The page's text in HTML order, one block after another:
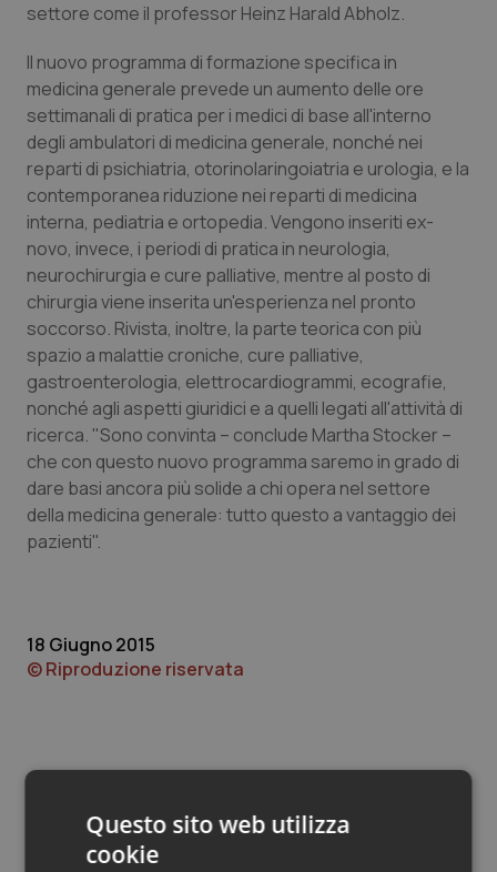
Provincia Autonoma di Trento
Puglia
Sardegna
Sicilia
Toscana
Umbria
Valle D’Aosta
Veneto
Ipertensione & Scompenso
Malattie rare
Malattia di Crohn & Rettocolite Ulcerosa
Neuroscienze & patologie neurodegenerative
Obesità
Oftalmologia
Oncodermatologia
Oncoematologia
Oncologia & Nutrizione
Psoriasi & pelle
Quotidiano Chirurgia
Rene & patologie urogenitali
settore come il professor Heinz Harald Abholz.
Il nuovo programma di formazione specifica in
medicina generale prevede un aumento delle ore
settimanali di pratica per i medici di base all'interno
degli ambulatori di medicina generale, nonché nei
reparti di psichiatria, otorinolaringoiatria e urologia, e la
contemporanea riduzione nei reparti di medicina
interna, pediatria e ortopedia. Vengono inseriti ex-
novo, invece, i periodi di pratica in neurologia,
neurochirurgia e cure palliative, mentre al posto di
chirurgia viene inserita un'esperienza nel pronto
soccorso. Rivista, inoltre, la parte teorica con più
spazio a malattie croniche, cure palliative,
gastroenterologia, elettrocardiogrammi, ecografie,
nonché agli aspetti giuridici e a quelli legati all'attività di
ricerca. "Sono convinta – conclude Martha Stocker –
che con questo nuovo programma saremo in grado di
dare basi ancora più solide a chi opera nel settore
della medicina generale: tutto questo a vantaggio dei
pazienti".
18 Giugno 2015
© Riproduzione riservata
Potrebbe interessarti in
Questo sito web utilizza
cookie